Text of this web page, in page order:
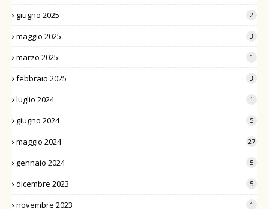
giugno 2025 2
maggio 2025 3
marzo 2025 1
febbraio 2025 3
luglio 2024 1
giugno 2024 5
maggio 2024 27
gennaio 2024 5
dicembre 2023 5
novembre 2023 1